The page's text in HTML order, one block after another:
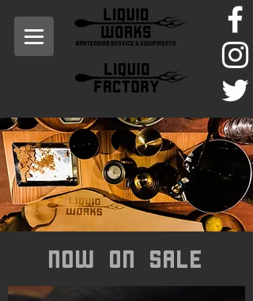
Now on sale